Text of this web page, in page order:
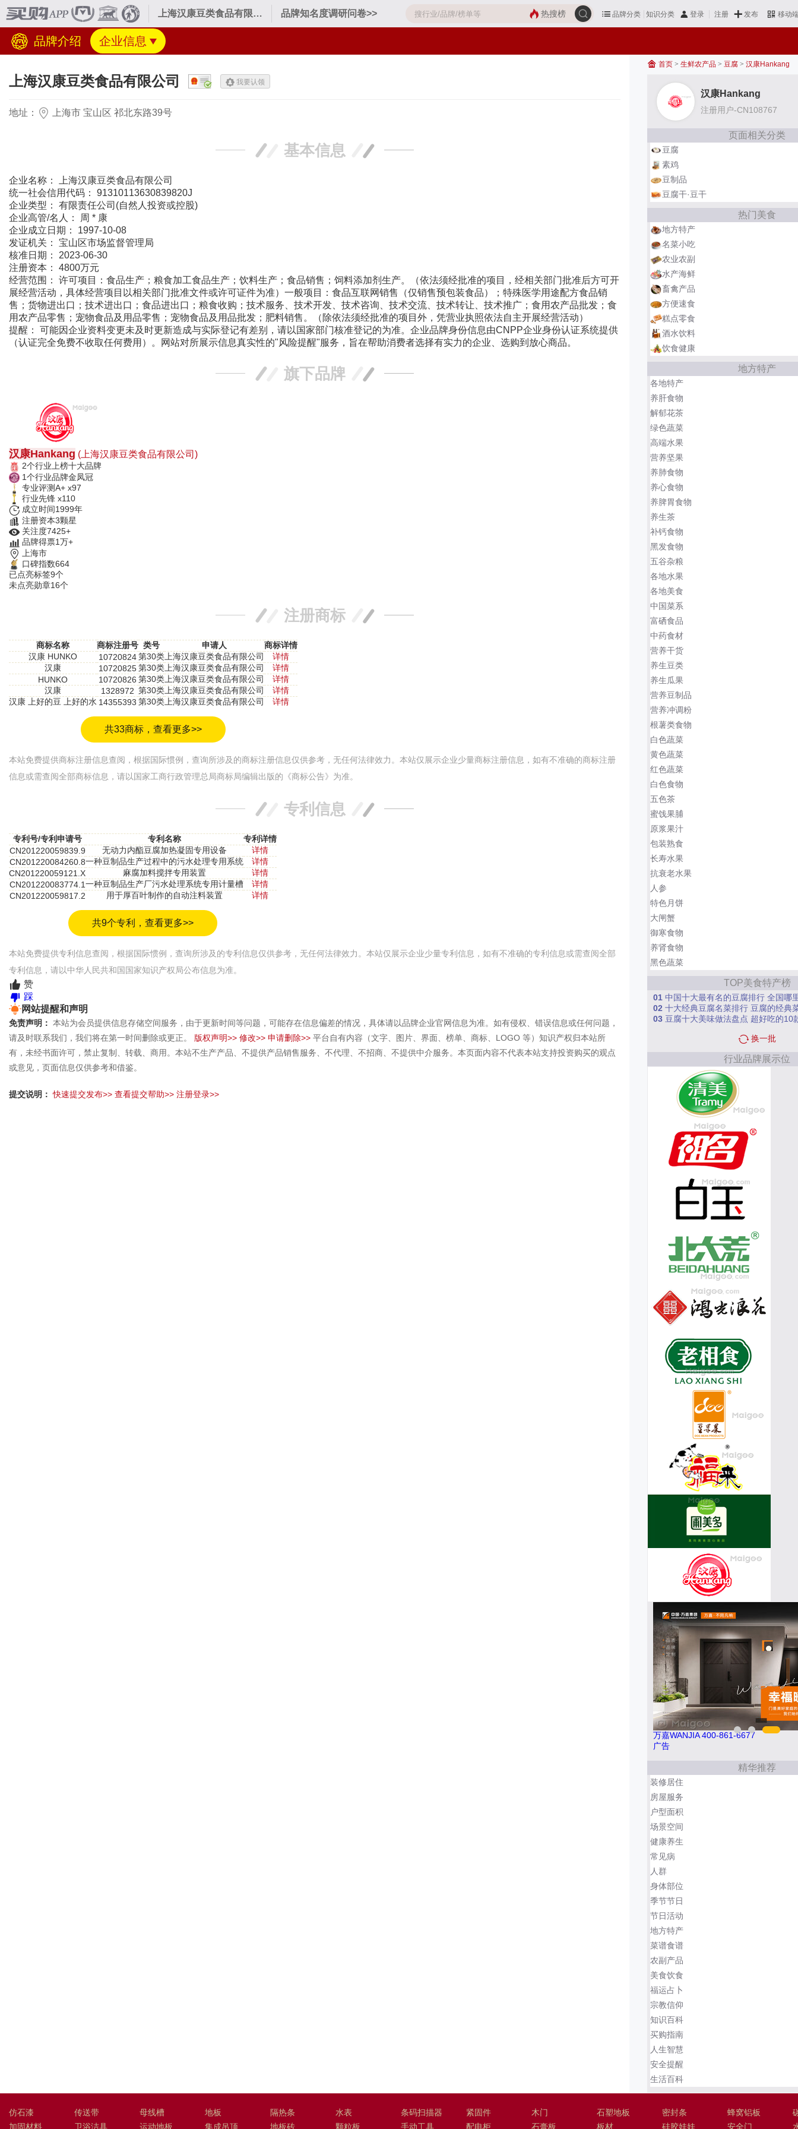
上海汉康豆类食品有限公司 品牌知名度调研问卷>> 品牌分类 知识分类 登录 注册 发布 移动
热搜榜
品牌介绍 企业信息
上海汉康豆类食品有限公司 我要认领
地址： 上海市 宝山区 祁北东路39号
基本信息
企业名称： 上海汉康豆类食品有限公司
统一社会信用代码： 91310113630839820J
企业类型： 有限责任公司(自然人投资或控股)
企业高管/名人： 周 * 康
企业成立日期： 1997-10-08
发证机关： 宝山区市场监督管理局
核准日期： 2023-06-30
注册资本： 4800万元
经营范围： 许可项目：食品生产；粮食加工食品生产；饮料生产；食品销售；饲料添加剂生产。（依法须经批准的项目，经相关部门批准后方可开
展经营活动，具体经营项目以相关部门批准文件或许可证件为准）一般项目：食品互联网销售（仅销售预包装食品）；特殊医学用途配方食品销
售；货物进出口；技术进出口；食品进出口；粮食收购；技术服务、技术开发、技术咨询、技术交流、技术转让、技术推广；食用农产品批发；食
用农产品零售；宠物食品及用品零售；宠物食品及用品批发；肥料销售。（除依法须经批准的项目外，凭营业执照依法自主开展经营活动）
提醒： 可能因企业资料变更未及时更新造成与实际登记有差别，请以国家部门核准登记的为准。企业品牌身份信息由CNPP企业身份认证系统提供
（认证完全免费不收取任何费用）。网站对所展示信息真实性的"风险提醒"服务，旨在帮助消费者选择有实力的企业、选购到放心商品。
旗下品牌
汉康Hankang (上海汉康豆类食品有限公司 )
2个行业上榜十大品牌
1个行业品牌金凤冠
专业评测A+ x97
行业先锋 x110
成立时间1999年
注册资本3颗星
关注度7425+
品牌得票1万+
上海市
口碑指数664
已点亮标签9个
未点亮勋章16个
注册商标
商标名称 商标注册号 类号 申请人
商标详情
汉康 HUNKO
10720824第30类上海汉康豆类食品有限公司
详情
汉康
10720825第30类上海汉康豆类食品有限公司
详情
HUNKO
10720826 第30类上海汉康豆类食品有限公司
详情
汉康
1328972 第30类上海汉康豆类食品有限公司
详情
汉康 上好的豆 上好的水 14355393 第30类上海汉康豆类食品有限公司 详情
共33商标，查看更多>>
本站免费提供商标注册信息查阅，根据国际惯例，查询所涉及的商标注册信息仅供参考，无任何法律效力。本站仅展示企业少量商标注册信息，如有不准确的商标注册
信息或需查阅全部商标信息，请以国家工商行政管理总局商标局编辑出版的《商标公告》为准。
专利信息
专利号/专利申请号 专利名称
专利详情
CN201220059839.9
无动力内酯豆腐加热凝固专用设备
详情
CN201220084260.8一种豆制品生产过程中的污水处理专用系统
详情
CN201220059121.X
麻腐加料搅拌专用装置
详情
CN201220083774.1一种豆制品生产厂污水处理系统专用计量槽
详情
CN201220059817.2
用于厚百叶制作的自动注料装置 详情
共9个专利，查看更多>>
本站免费提供专利信息查阅，根据国际惯例，查询所涉及的专利信息仅供参考，无任何法律效力。本站仅展示企业少量专利信息，如有不准确的专利信息或需查阅全部
专利信息，请以中华人民共和国国家知识产权局公布信息为准。
赞
踩
网站提醒和声明
免责声明： 本站为会员提供信息存储空间服务，由于更新时间等问题，可能存在信息偏差的情况，具体请以品牌企业官网信息为准。如有侵权、错误信息或任何问题，
请及时联系我们，我们将在第一时间删除或更正。
版权声明>> 修改>> 申请删除>> 平台自有内容（文字、图片、界面、榜单、商标、LOGO 等）知识产权归本站所
有，未经书面许可，禁止复制、转载、商用。本站不生产产品、不提供产品销售服务、不代理、不招商、不提供中介服务。本页面内容不代表本站支持投资购买的观点
或意见，页面信息仅供参考和借鉴。
提交说明： 快速提交发布>> 查看提交帮助>> 注册登录>>
首页 > 生鲜农产品 > 豆腐 > 汉康Hankang
汉康Hankang
注册用户-CN108767
页面相关分类
豆腐
素鸡
豆制品
豆腐干·豆干
热门美食
地方特产
名菜小吃
农业农副
水产海鲜
畜禽产品
方便速食
糕点零食
酒水饮料
饮食健康
地方特产
各地特产
养肝食物
解郁花茶
绿色蔬菜
高端水果
营养坚果
养肺食物
养心食物
养脾胃食物
养生茶
补钙食物
黑发食物
五谷杂粮
各地水果
各地美食
中国菜系
富硒食品
中药食材
营养干货
养生豆类
养生瓜果
营养豆制品
营养冲调粉
根薯类食物
白色蔬菜
黄色蔬菜
红色蔬菜
白色食物
五色茶
蜜饯果脯
原浆果汁
包装熟食
长寿水果
抗衰老水果
人参
特色月饼
大闸蟹
御寒食物
养肾食物
黑色蔬菜
TOP美食特产榜
01 中国十大最有名的豆腐排行 全国哪
02 十大经典豆腐名菜排行 豆腐的经典
03 豆腐十大美味做法盘点 超好吃的10款豆
换一批
行业品牌展示位
万嘉WANJIA 400-861-6677
广告
精华推荐
装修居住
房屋服务
户型面积
场景空间
健康养生
常见病
人群
身体部位
季节节日
节日活动
地方特产
菜谱食谱
农副产品
美食饮食
福运占卜
宗教信仰
知识百科
买购指南
人生智慧
安全提醒
生活百科
仿石漆 传送带 母线槽 地板 隔热条 水表 条码扫描器 紧固件 木门 石塑地板 密封条 蜂窝铝板
加固材料
卫浴洁具 运动地板 集成吊顶 地板砖 颗粒板 手动工具 配电柜 石膏板 板材 硅胶娃娃 安全门